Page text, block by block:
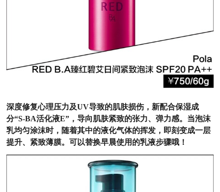
深度修复心理压力及UV导致的肌肤损伤，新配合保湿成
分“S-BA活化液E”，导向肌肤紧致的张力、弹力感。当泡沫
乳均匀涂沫时，随着其中的液化气体的挥发，即刻变成一层
提升、紧致薄膜。可以替换早晨使用的乳液步骤哦！